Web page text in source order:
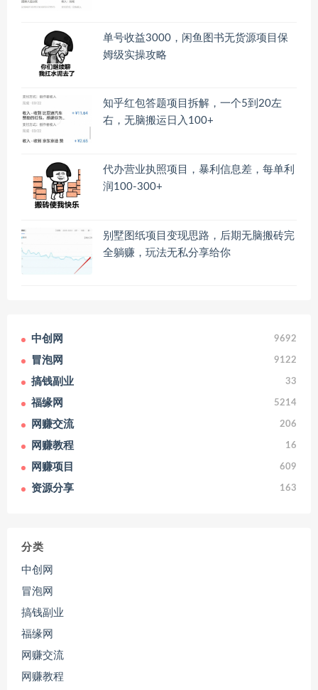
单号收益3000，闲鱼图书无货源项目保
姆级实操攻略
知乎红包答题项目拆解，一个5到20左
右，无脑搬运日入100+
代办营业执照项目，暴利信息差，每单利
润100-300+
别墅图纸项目变现思路，后期无脑搬砖完
全躺赚，玩法无私分享给你
中创网 9692
冒泡网 9122
搞钱副业 33
福缘网 5214
网赚交流 206
网赚教程 16
网赚项目 609
资源分享 163
分类
中创网
冒泡网
搞钱副业
福缘网
网赚交流
网赚教程